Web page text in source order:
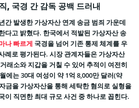
, 국경 간 감독 공백 드러내
간 발생한 가상자산 연계 송금 범죄 가운데
다고 밝혔다. 한국에서 적발된 가상자산 송
나 빠르게 국경을 넘어 기존 통제 체계를 우
례로 평가된다. 시장 관계자들은 가상자산
래소와 지갑을 거칠 수 있어 추적이 여전히
에는 30대 여성이 약 1억 8,000만 달러(약
금을 가상자산을 통해 세탁한 혐의로 실형을
이 직면한 최대 규모 사건 중 하나로 꼽힌다.